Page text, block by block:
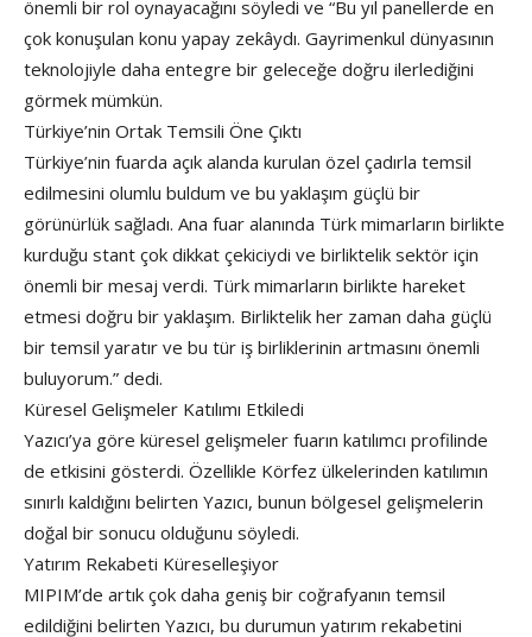
önemli bir rol oynayacağını söyledi ve “Bu yıl panellerde en
çok konuşulan konu yapay zekâydı. Gayrimenkul dünyasının
teknolojiyle daha entegre bir geleceğe doğru ilerlediğini
görmek mümkün.
Türkiye’nin Ortak Temsili Öne Çıktı
Türkiye’nin fuarda açık alanda kurulan özel çadırla temsil
edilmesini olumlu buldum ve bu yaklaşım güçlü bir
görünürlük sağladı. Ana fuar alanında Türk mimarların birlikte
kurduğu stant çok dikkat çekiciydi ve birliktelik sektör için
önemli bir mesaj verdi. Türk mimarların birlikte hareket
etmesi doğru bir yaklaşım. Birliktelik her zaman daha güçlü
bir temsil yaratır ve bu tür iş birliklerinin artmasını önemli
buluyorum.” dedi.
Küresel Gelişmeler Katılımı Etkiledi
Yazıcı’ya göre küresel gelişmeler fuarın katılımcı profilinde
de etkisini gösterdi. Özellikle Körfez ülkelerinden katılımın
sınırlı kaldığını belirten Yazıcı, bunun bölgesel gelişmelerin
doğal bir sonucu olduğunu söyledi.
Yatırım Rekabeti Küreselleşiyor
MIPIM’de artık çok daha geniş bir coğrafyanın temsil
edildiğini belirten Yazıcı, bu durumun yatırım rekabetini